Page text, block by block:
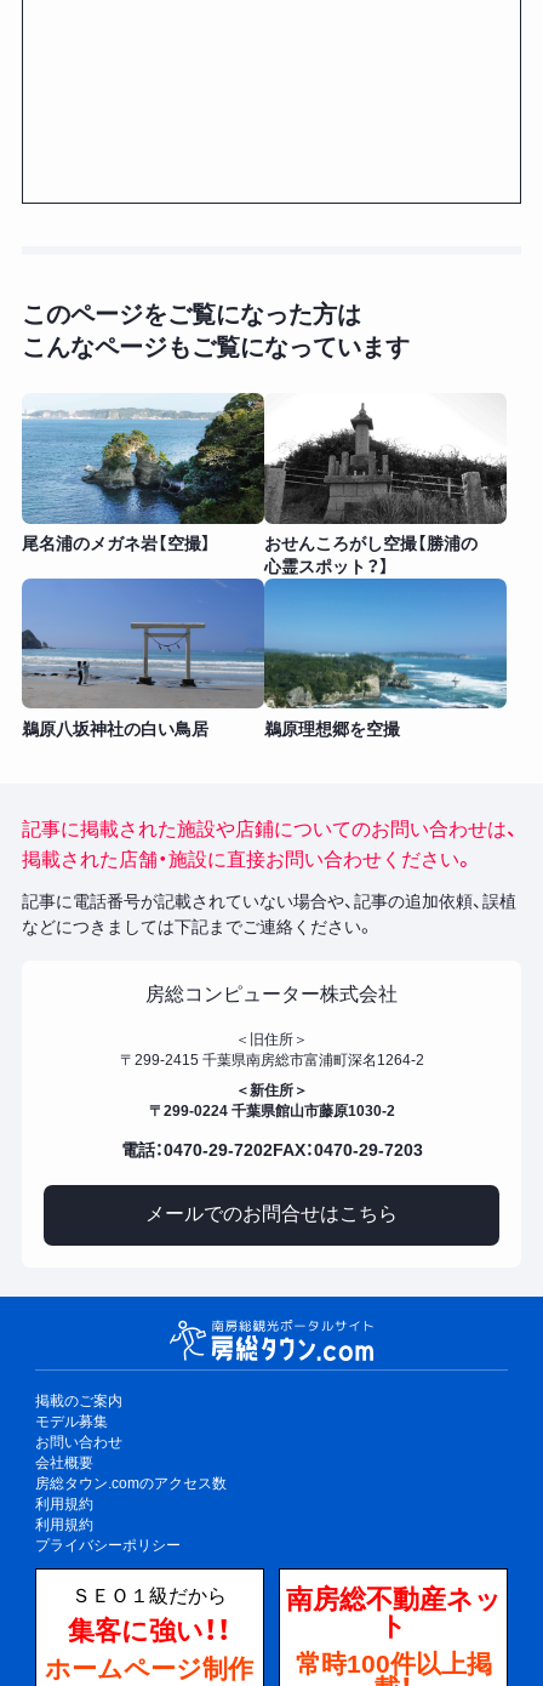
このページをご覧になった方は
こんなページもご覧になっています
尾名浦のメガネ岩【空撮】
おせんころがし空撮【勝浦の
心霊スポット？】
鵜原八坂神社の白い鳥居 鵜原理想郷を空撮
記事に掲載された施設や店鋪についてのお問い合わせは、
掲載された店舗・施設に直接お問い合わせください。
記事に電話番号が記載されていない場合や、記事の追加依頼、誤植
などにつきましては下記までご連絡ください。
房総コンピューター株式会社
＜旧住所＞
〒299-2415 千葉県南房総市富浦町深名1264-2
＜新住所＞
〒299-0224 千葉県館山市藤原1030-2
電話：0470-29-7202FAX：0470-29-7203
メールでのお問合せはこちら
掲載のご案内
モデル募集
お問い合わせ
会社概要
房総タウン.comのアクセス数
利用規約
利用規約
プライバシーポリシー
ＳＥＯ１級だから
集客に強い！！
ホームページ制作
南房総不動産ネッ
ト
常時100件以上掲